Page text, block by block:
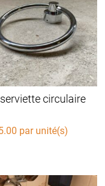
circulaire
par unité(s)